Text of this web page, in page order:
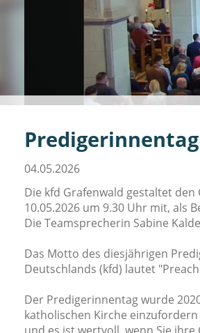
Predigerinnentag
04.05.2026
Die kfd Grafenwald gestaltet
10.05.2026 um 9.30 Uhr mit, als
Die Teamsprecherin Sabine
Das Motto des diesjährigen
Deutschlands (kfd) lautet
Der Predigerinnentag wurde
katholischen Kirche